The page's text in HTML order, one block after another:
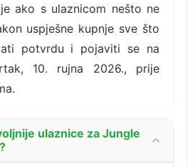
ako s ulaznicom nešto ne
uspješne kupnje sve što
potvrdu i pojaviti se na
10. rujna 2026., prije
ulaznice za Jungle